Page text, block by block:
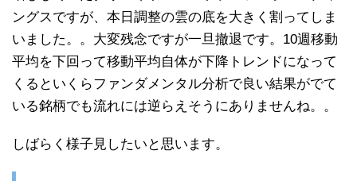
ングスですが、本日調整の雲の底を大きく割ってしま
いました。。大変残念ですが一旦撤退です。10週移動
平均を下回って移動平均自体が下降トレンドになって
くるといくらファンダメンタル分析で良い結果がでて
いる銘柄でも流れには逆らえそうにありませんね。。
しばらく様子見したいと思います。